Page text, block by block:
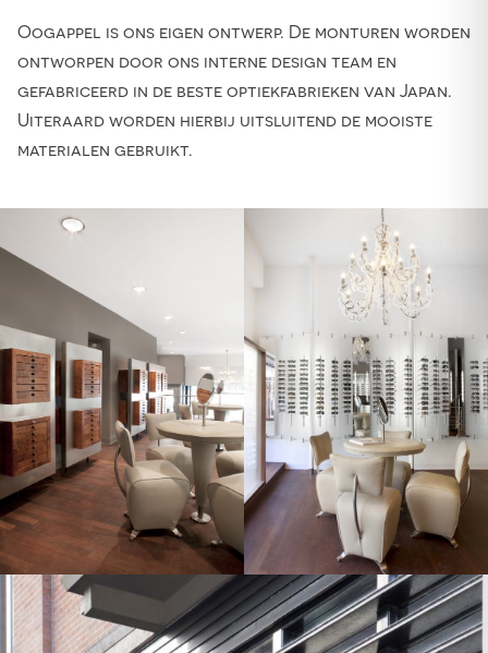
Oogappel is ons eigen ontwerp. De monturen worden
ontworpen door ons interne design team en
gefabriceerd in de beste optiekfabrieken van Japan.
Uiteraard worden hierbij uitsluitend de mooiste
materialen gebruikt.